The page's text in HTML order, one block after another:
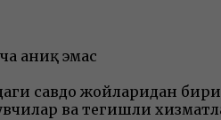
аниқ эмас
савдо жойларидан
ва тегишли